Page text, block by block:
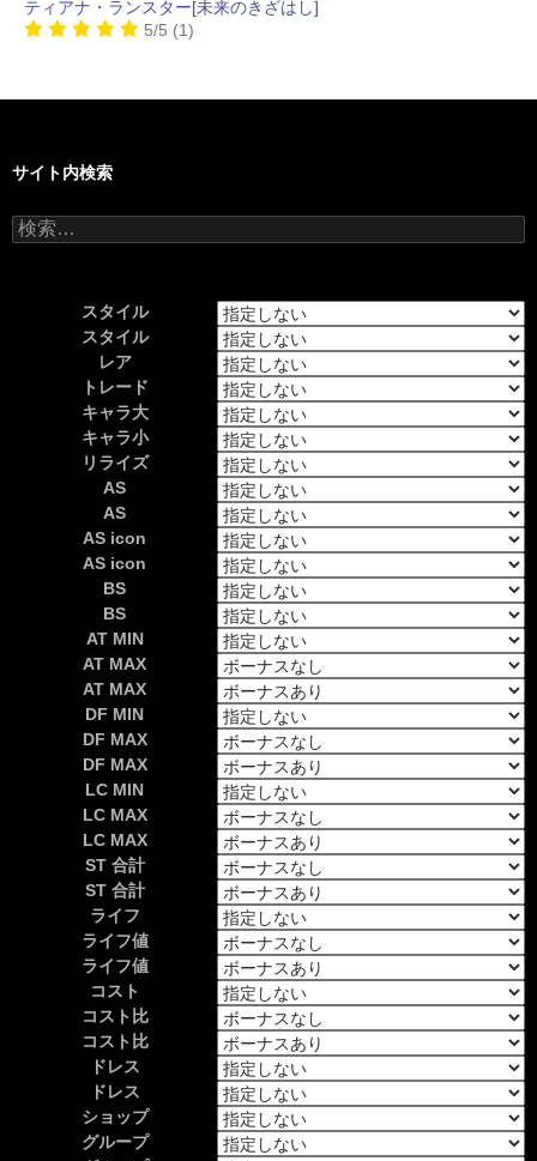
ティアナ・ランスター[未来のきざはし]
5/5 (1)
サイト内検索
検
索:
スタイル
スタイル
レア
トレード
キャラ大
キャラ小
リライズ
AS
AS
AS icon
AS icon
BS
BS
AT MIN
AT MAX
AT MAX
DF MIN
DF MAX
DF MAX
LC MIN
LC MAX
LC MAX
ST 合計
ST 合計
ライフ
ライフ値
ライフ値
コスト
コスト比
コスト比
ドレス
ドレス
ショップ
グループ